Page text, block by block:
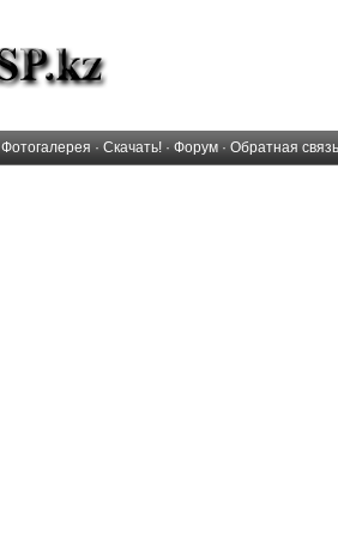
Фотогалерея · Скачать! · Форум · Обратная связь